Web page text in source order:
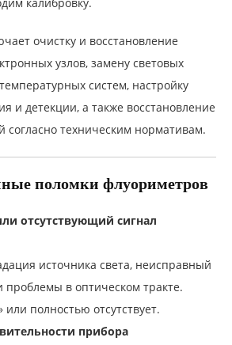
очистку и восстановление
узлов, замену световых
систем, настройку
и детекции, а также восстановление
согласно техническим нормативам.
поломки флуориметров
отсутствующий сигнал
источника света, неисправный
проблемы в оптическом тракте.
или полностью отсутствует.
прибора